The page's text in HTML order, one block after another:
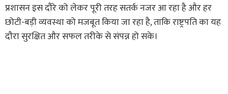
प्रशासन इस दौरे को लेकर पूरी तरह सतर्क नजर आ रहा है और हर
छोटी-बड़ी व्यवस्था को मजबूत किया जा रहा है, ताकि राष्ट्रपति का यह
दौरा सुरक्षित और सफल तरीके से संपन्न हो सके।